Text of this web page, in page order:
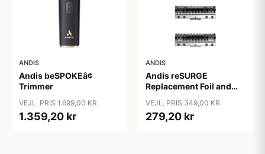
ANDIS
Andis beSPOKEâ¢
Trimmer
VEJL. PRIS 1.699,00 KR
1.359,20 kr
ANDIS
Andis reSURGE
Replacement Foil and
VEJL. PRIS 349,00 KR
279,20 kr